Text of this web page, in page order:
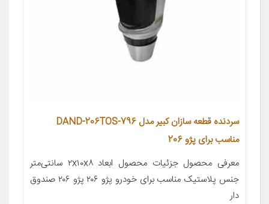
سردنده قطعه سازان کبیر مدل DAND-206TOS-796
مناسب برای پژو 206
معرفی محصول جزئیات محصول ابعاد ۲x۱۰x۸ سانتی‌متر
جنس پلاستیک مناسب برای خودرو پژو ۲۰۶ پژو ۲۰۶ صندوق
دار